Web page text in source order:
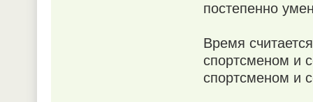
постепенно
Время
спортсменом и
спортсменом и